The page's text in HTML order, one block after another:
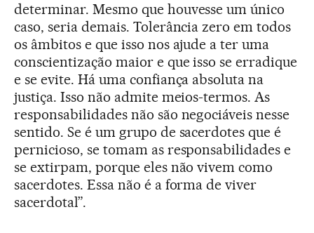
determinar. Mesmo que houvesse um único
caso, seria demais. Tolerância zero em todos
os âmbitos e que isso nos ajude a ter uma
conscientização maior e que isso se erradique
e se evite. Há uma confiança absoluta na
justiça. Isso não admite meios-termos. As
responsabilidades não são negociáveis nesse
sentido. Se é um grupo de sacerdotes que é
pernicioso, se tomam as responsabilidades e
se extirpam, porque eles não vivem como
sacerdotes. Essa não é a forma de viver
sacerdotal”.